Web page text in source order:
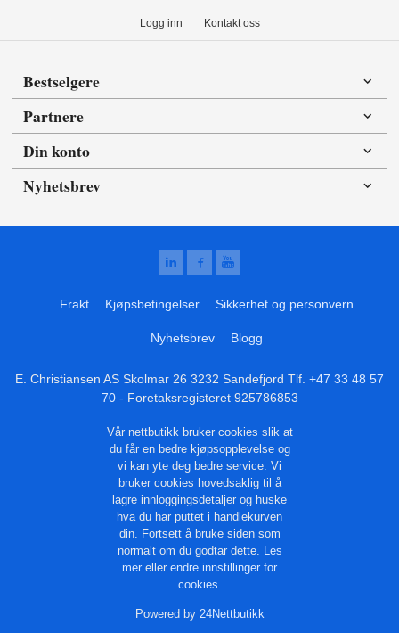
Logg inn Kontakt oss
Bestselgere
Partnere
Din konto
Nyhetsbrev
Frakt Kjøpsbetingelser Sikkerhet og personvern
Nyhetsbrev Blogg
E. Christiansen AS Skolmar 26 3232 Sandefjord Tlf. +47 33 48 57
70- Foretaksregisteret 925786853
Vår nettbutikk bruker cookies slik at
du får en bedre kjøpsopplevelse og
vi kan yte deg bedre service. Vi
bruker cookies hovedsaklig til å
lagre innloggingsdetaljer og huske
hva du har puttet i handlekurven
din. Fortsett å bruke siden som
normalt om du godtar dette. Les
mer eller endre innstillinger for
cookies.
Powered by 24Nettbutikk